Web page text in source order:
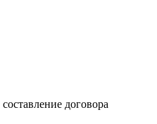
договора